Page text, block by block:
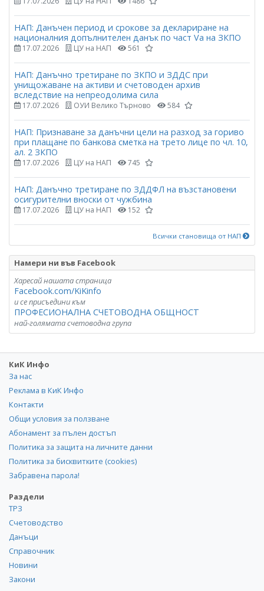
НАП: Данъчен период и срокове за деклариране на
националния допълнителен данък по част Vа на ЗКПО
17.07.2026 ЦУ на НАП 561
НАП: Данъчно третиране по ЗКПО и ЗДДС при
унищожаване на активи и счетоводен архив
вследствие на непреодолима сила
17.07.2026 ОУИ Велико Търново 584
НАП: Признаване за данъчни цели на разход за гориво
при плащане по банкова сметка на трето лице по чл. 10,
ал. 2 ЗКПО
17.07.2026 ЦУ на НАП 745
НАП: Данъчно третиране по ЗДДФЛ на възстановени
осигурителни вноски от чужбина
17.07.2026 ЦУ на НАП 152
Всички становища от НАП
Намери ни във Facebook
Харесай нашата страница
Facebook.com/KiKinfo
и се присъедини към
ПРОФЕСИОНАЛНА СЧЕТОВОДНА ОБЩНОСТ
най-голямата счетоводна група
КиК Инфо
За нас
Реклама в КиК Инфо
Контакти
Общи условия за ползване
Абонамент за пълен достъп
Политика за защита на личните данни
Политика за бисквитките (cookies)
Забравена парола!
Раздели
ТРЗ
Счетоводство
Данъци
Справочник
Новини
Закони